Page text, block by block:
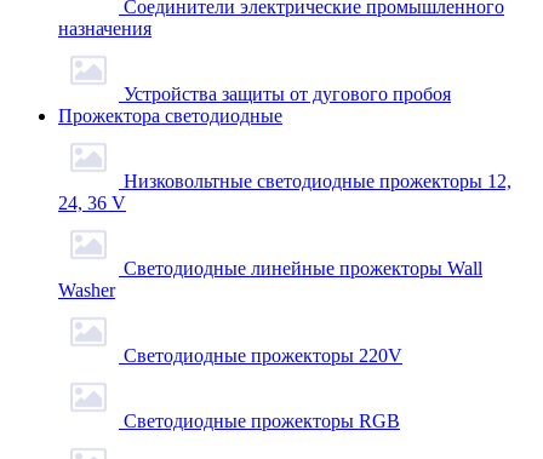
Соединители электрические промышленного
назначения
Устройства защиты от дугового пробоя
Прожектора светодиодные
Низковольтные светодиодные прожекторы 12,
24, 36 V
Светодиодные линейные прожекторы Wall
Washer
Светодиодные прожекторы 220V
Светодиодные прожекторы RGB